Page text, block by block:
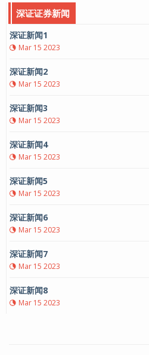
深证证券新闻
深证新闻1
Mar 15 2023
深证新闻2
Mar 15 2023
深证新闻3
Mar 15 2023
深证新闻4
Mar 15 2023
深证新闻5
Mar 15 2023
深证新闻6
Mar 15 2023
深证新闻7
Mar 15 2023
深证新闻8
Mar 15 2023